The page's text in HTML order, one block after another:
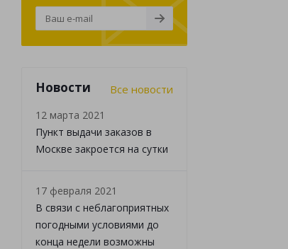
Новости Все новости
12 марта 2021
Пункт выдачи заказов в
Москве закроется на сутки
17 февраля 2021
В связи с неблагоприятных
погодными условиями до
конца недели возможны